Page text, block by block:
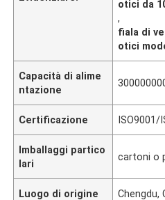
otici da
,
fiala di
otici
Capacità di alime
ntazione
Certificazione ISO9001/
Imballaggi partico
lari
cartoni o
Luogo di origine Chengdu,